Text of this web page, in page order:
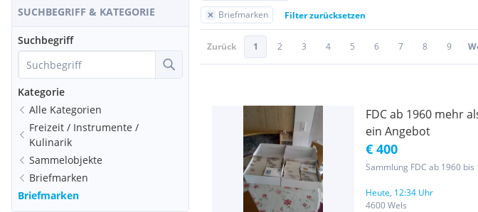
SUCHBEGRIFF & KATEGORIE
Suchbegriff
Kategorie
Alle Kategorien
Freizeit / Instrumente /
Kulinarik
Sammelobjekte
Briefmarken
Briefmarken
Briefmarken Filter zurücksetzen
Zurück 1 2 3 4 5 6 7 8 9
FDC ab 1960 mehr
ein Angebot
€ 400
Sammlung FDC ab 1960
Heute, 12:34 Uhr
4600 Wels